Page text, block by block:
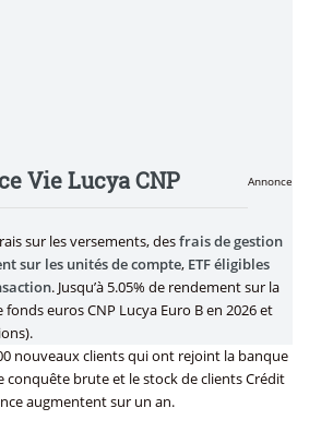
Annonce
Vie Lucya CNP
sur les versements, desfrais de gestion
sur les unités de compte, ETF éligibles
. Jusqu’à 5.05% de rendement sur la
euros CNP Lucya Euro B en 2026 et
nouveaux clients qui ont rejoint la banque
conquête brute et le stock de clients Crédit
augmentent sur un an.